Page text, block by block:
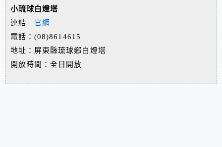
小琉球白燈塔
連結｜ 官網
電話：(08)8614615
地址：屏東縣琉球鄉白燈塔
開放時間：全日開放